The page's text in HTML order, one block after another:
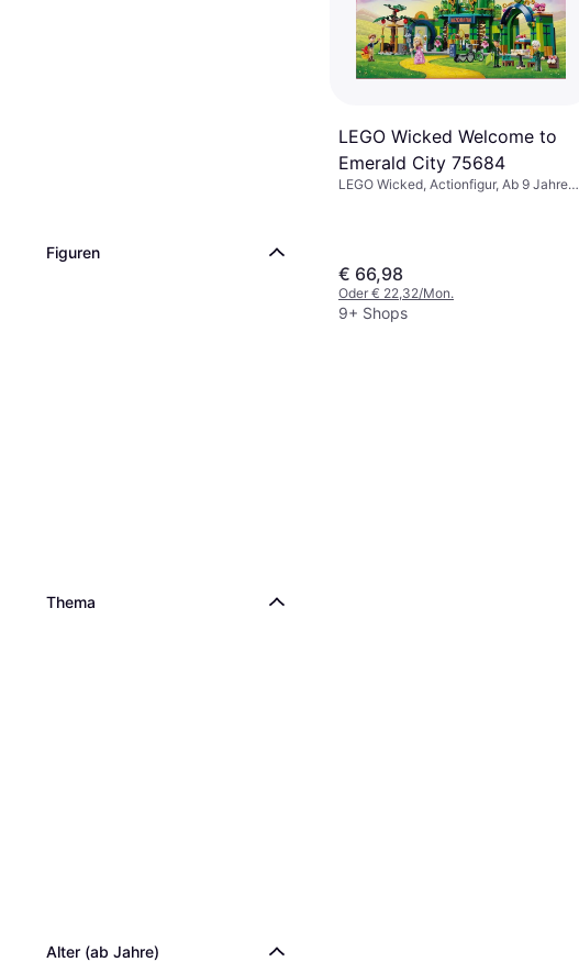
Figuren
Thema
Alter (ab Jahre)
LEGO Wicked Welcome to
Emerald City 75684
LEGO Wicked, Actionfigur, Ab 9 Jahren,
€ 66,98
Oder € 22,32/Mon.
9+ Shops